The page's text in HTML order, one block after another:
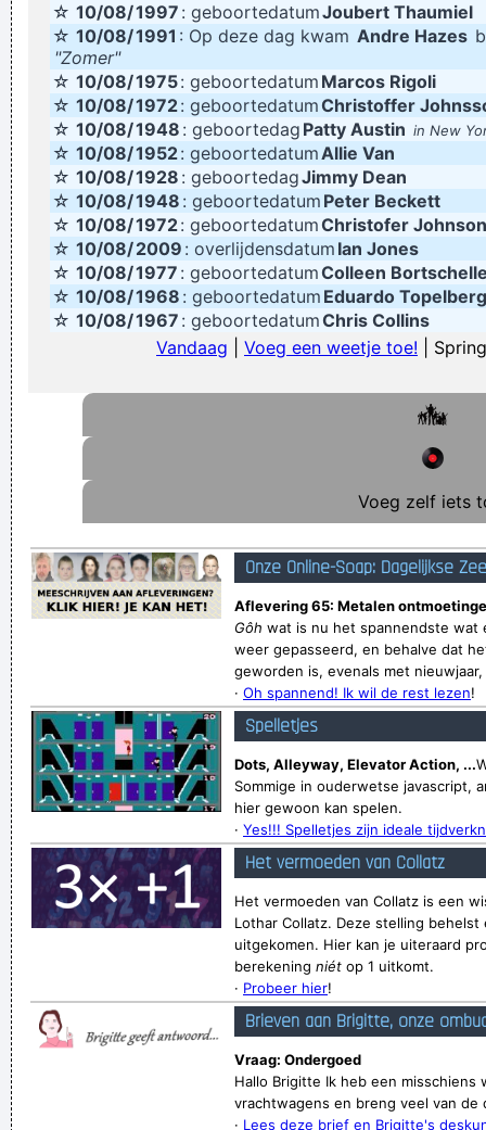
een vlieg versturen wordt 3% duurder
Geej se lèllike voel hod!
☆ 10/08/1997 : geboortedatumJoubert Thaumiel
☆ 10/08/1991 : Op deze dag kwam Andre Hazes
"Zomer"
☆ 10/08/1975: geboortedatum Marcos Rigoli
☆ 10/08/1972: geboortedatumChristoffer
☆ 10/08/1948 : geboortedag Patty Austin in New
☆ 10/08/1952: geboortedatumAllie Van
☆ 10/08/1928 : geboortedagJimmy Dean
☆ 10/08/1948 : geboortedatum Peter Beckett
☆ 10/08/1972: geboortedatumChristofer Johnson
☆ 10/08/2009 : overlijdensdatum Ian Jones
☆ 10/08/1977 : geboortedatumColleen
☆ 10/08/1968 : geboortedatum Eduardo Topelberg
☆ 10/08/1967 : geboortedatumChris Collins
Vandaag
Voeg een weetje toe! |
Voeg zelf iets
Onze Online-Soap: Dagelijkse
Aflevering 65: Metalen
Gôh wat is nu het spannendste wat
weer gepasseerd, en behalve dat
geworden is, evenals met
· Oh spannend! Ik wil de rest lezen!
Spelletjes
Dots, Alleyway, Elevator Action, ...
Sommige in ouderwetse javascript,
hier gewoon kan spelen.
· Yes!!! Spelletjes zijn ideale
Het vermoeden van Collatz
Het vermoeden van Collatz is een
Lothar Collatz. Deze stelling
uitgekomen. Hier kan je uiteraard
berekening niét op 1 uitkomt.
· Probeer hier!
Brieven aan Brigitte, onze
Vraag: Ondergoed
Hallo Brigitte Ik heb een misschiens
vrachtwagens en breng veel van de
· Lees deze brief en Brigitte's